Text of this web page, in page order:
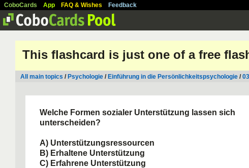
CoboCards App FAQ & Wishes Feedback
This flashcard is just one of a free
All main topics / Psychologie / Einführung in die Persönlichkeitspsychologie /
Welche Formen sozialer Unterstützung lassen sich
unterscheiden?
A) Unterstützungsressourcen
B) Erhaltene Unterstützung
C) Erfahrene Unterstützung